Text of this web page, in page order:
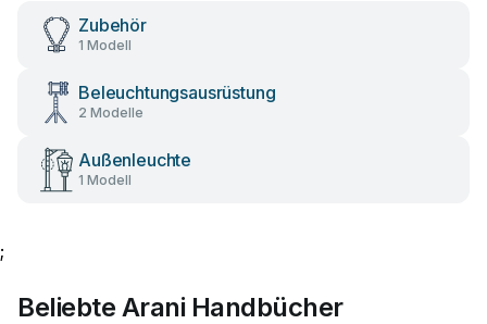
Zubehör
1 Modell
Beleuchtungsausrüstung
2 Modelle
Außenleuchte
1 Modell
;
Beliebte Arani Handbücher